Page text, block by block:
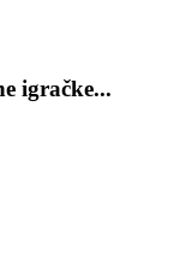
igračke...